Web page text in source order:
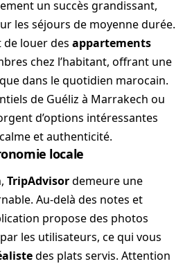
un succès grandissant,
les séjours de moyenne durée.
de louer des appartements
chez l’habitant, offrant une
dans le quotidien marocain.
de Guéliz à Marrakech ou
d’options intéressantes
et authenticité.
locale
TripAdvisordemeure une
Au-delà des notes et
propose des photos
les utilisateurs, ce qui vous
des plats servis. Attention